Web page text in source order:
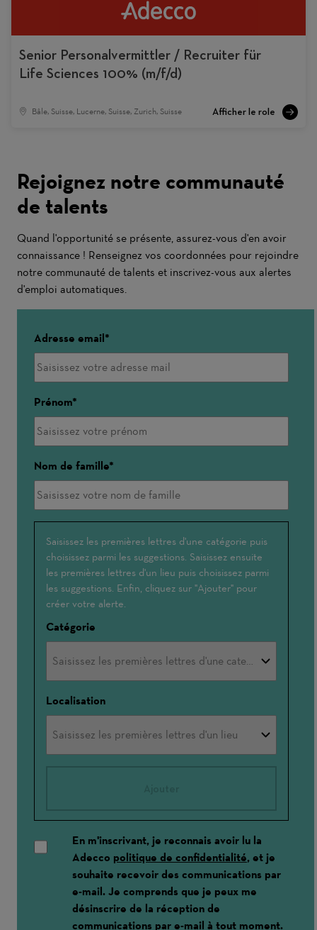
Senior Personalvermittler / Recruiter für
Life Sciences 100% (m/f/d)
Bâle, Suisse, Lucerne, Suisse, Zurich, Suisse
Rejoignez notre communauté
de talents
Quand l'opportunité se présente, assurez-vous d'en avoir
connaissance ! Renseignez vos coordonnées pour rejoindre
notre communauté de talents et inscrivez-vous aux alertes
d'emploi automatiques.
Adresse email
Prénom
Nom de famille
Interessé(e)
par
Saisissez les premières lettres d'une catégorie puis
choisissez parmi les suggestions. Saisissez ensuite
les premières lettres d'un lieu puis choisissez parmi
les suggestions. Enfin, cliquez sur "Ajouter" pour
créer votre alerte.
Catégorie
Localisation
En m'inscrivant, je reconnais avoir lu la
Adecco politique de confidentialité, et je
souhaite recevoir des communications par
e-mail. Je comprends que je peux me
désinscrire de la réception de
communications par e-mail à tout moment.